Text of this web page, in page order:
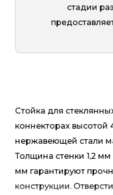
стадии
Стойка для
коннекторах
нержавеющей стали
Толщина стенки 1,2
мм гарантируют
конструкции.